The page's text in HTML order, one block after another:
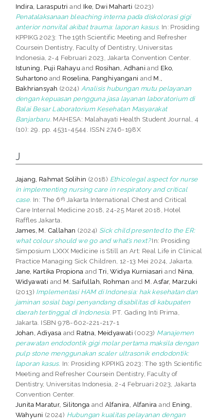
Indira, Larasputri and Ike, Dwi Maharti (2023)
Penatalaksanaan bleaching interna pada diskolorasi gigi
anterior nonvital akibat trauma: laporan kasus. In: Prosiding
KPPIKG 2023: The 19th Scientific Meeting and Refresher
Coursein Dentistry, Faculty of Dentistry, Universitas
Indonesia, 2-4 Februari 2023, Jakarta Convention Center.
Istuning, Puji Rahayu and Rosihan, Adhani and Eko,
Suhartono and Roselina, Panghiyangani and M.,
Bakhriansyah (2024) Analisis hubungan mutu pelayanan
dengan kepuasan pengguna jasa layanan laboratorium di
Balai Besar Laboratorium Kesehatan Masyarakat
Banjarbaru. MAHESA: Malahayati Health Student Journal, 4
(10): 29. pp. 4531-4544. ISSN 2746-198X
J
Jajang, Rahmat Solihin (2018) Ethicolegal aspect for nurse
in implementing nursing care in respiratory and critical
case. In: The 6ᵗꭜ Jakarta International Chest and Critical
Care Internal Medicine 2018, 24-25 Maret 2018, Hotel
Raffles Jakarta.
James, M. Callahan (2024) Sick child presented to the ER:
what colour should we go and what’s next?In: Prosiding
Simposium LXXX Medicine is Still an Art: Real Life in Clinical
Practice Managing Sick Children, 12-13 Mei 2024, Jakarta.
Jane, Kartika Propiona andTri, Widya Kurniasari and Nina,
Widyawati and M. Saifullah, Rohman and M. Asfar, Marzuki
(2013) Implementasi HAM di Indonesia: hak kesehatan dan
jaminan sosial bagi penyandang disabilitas di kabupaten
daerah tertinggal di Indonesia. PT. Gading Inti Prima,
Jakarta. ISBN 978-602-221-217-1
Johan, Adiyasa and Ratna, Meidyawati (0023) Manajemen
perawatan endodontik gigi molar pertama maksila dengan
pulp stone menggunakan scaler ultrasonik endodontik:
laporan kasus. In: Prosiding KPPIKG 2023: The 19th Scientific
Meeting and Refresher Coursein Dentistry, Faculty of
Dentistry, Universitas Indonesia, 2-4 Februari 2023, Jakarta
Convention Center.
Junita Maratur, Silitonga and Alfanira, Alfanira and Ening,
Wahyuni (2024) Hubungan kualitas pelayanan dengan